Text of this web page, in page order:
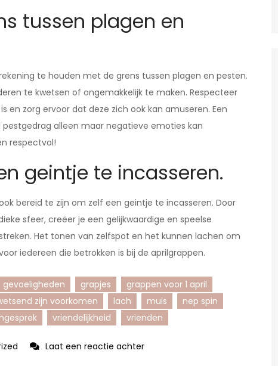
tussen plagen en
te houden met de grens tussen plagen en pesten.
te kwetsen of ongemakkelijk te maken. Respecteer
en zorg ervoor dat deze zich ook kan amuseren. Een
alleen maar negatieve emoties kan
respectvol!
geintje te incasseren.
bereid te zijn om zelf een geintje te incasseren. Door
sfeer, creëer je een gelijkwaardige en speelse
Het tonen van zelfspot en het kunnen lachen om
iedereen die betrokken is bij de aprilgrappen.
gevoeligheden grapjes
grappen voor 1 april
zijn voorkomen lach muis
nep spin
vriendelijkheid vrienden
Laat een reactie achterop